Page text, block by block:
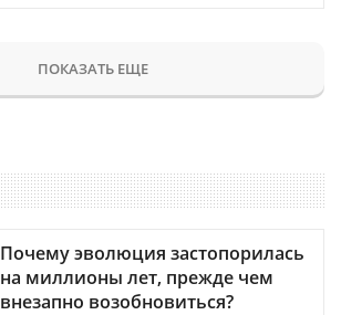
ПОКАЗАТЬ ЕЩЕ
Почему эволюция застопорилась
на миллионы лет, прежде чем
внезапно возобновиться?